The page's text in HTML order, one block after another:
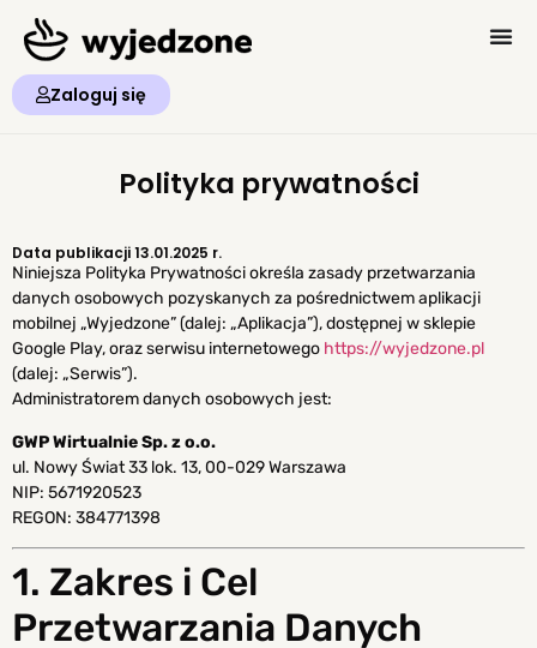
Zaloguj się
Polityka prywatności
Data publikacji 13.01.2025 r.
Niniejsza Polityka Prywatności określa zasady przetwarzania
danych osobowych pozyskanych za pośrednictwem aplikacji
mobilnej „Wyjedzone” (dalej: „Aplikacja”), dostępnej w sklepie
Google Play, oraz serwisu internetowego https://wyjedzone.pl
(dalej: „Serwis”).
Administratorem danych osobowych jest:
GWP Wirtualnie Sp. z o.o.
ul. Nowy Świat 33 lok. 13, 00-029 Warszawa
NIP: 5671920523
REGON: 384771398
1. Zakres i Cel
Przetwarzania Danych